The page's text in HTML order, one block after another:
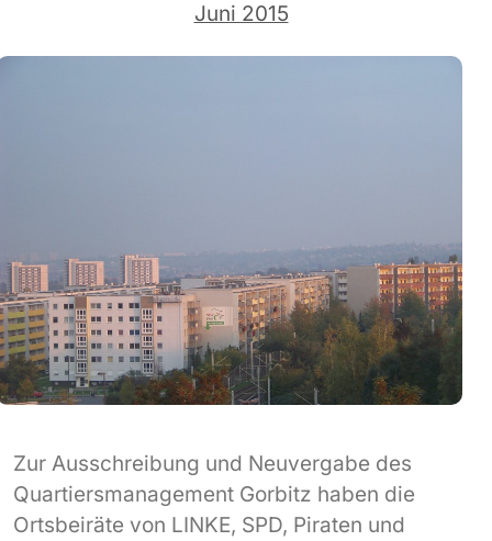
Juni 2015
Zur Ausschreibung und Neuvergabe des
Quartiersmanagement Gorbitz haben die
Ortsbeiräte von LINKE, SPD, Piraten und